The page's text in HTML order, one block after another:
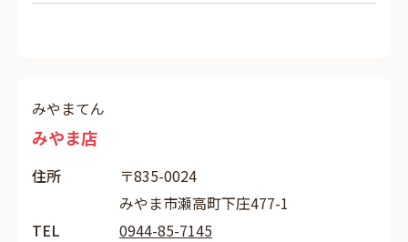
みやまてん
みやま店
住所
〒835-0024
みやま市瀬高町下庄477-1
TEL
0944-85-7145